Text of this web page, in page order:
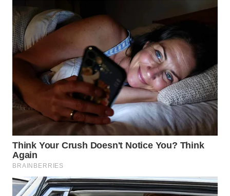
WN
BOROBUDUR
WN
MADURA
WN
SURABAYA
WN
NATUNA
WN
BINTAN